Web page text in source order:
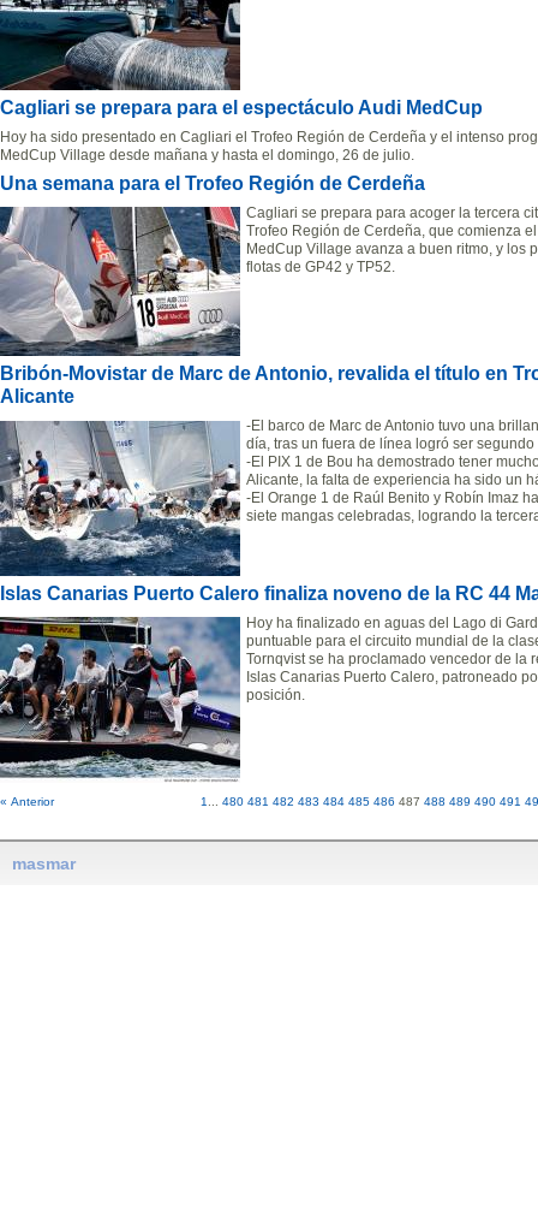
Cagliari se prepara para el espectáculo Audi MedCup
Hoy ha sido presentado en Cagliari el Trofeo Región de Cerdeña y el intenso
MedCup Village desde mañana y hasta el domingo, 26 de julio.
Una semana para el Trofeo Región de Cerdeña
Cagliari se prepara para acoger la tercera
Trofeo Región de Cerdeña, que comienza
MedCup Village avanza a buen ritmo, y los
flotas de GP42 y TP52.
Bribón-Movistar de Marc de Antonio, revalida el título en
Alicante
-El barco de Marc de Antonio tuvo una
día, tras un fuera de línea logró ser segundo
-El PIX 1 de Bou ha demostrado tener
Alicante, la falta de experiencia ha sido un
-El Orange 1 de Raúl Benito y Robín Imaz
siete mangas celebradas, logrando la
Islas Canarias Puerto Calero finaliza noveno de la RC 44
Hoy ha finalizado en aguas del Lago di
puntuable para el circuito mundial de la
Tornqvist se ha proclamado vencedor de la
Islas Canarias Puerto Calero, patroneado
posición.
« Anterior 1... 480 481 482 483 484 485 486 487 488 489 490 491
masmar